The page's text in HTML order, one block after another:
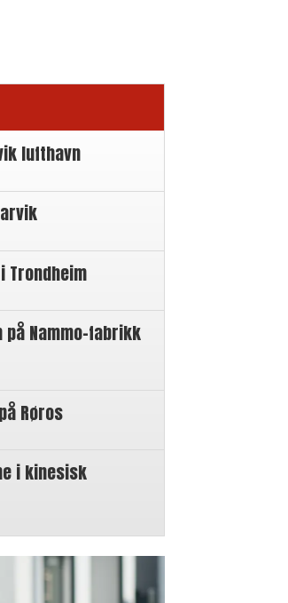
lufthavn
Trondheim
på Nammo-fabrikk
Røros
i kinesisk